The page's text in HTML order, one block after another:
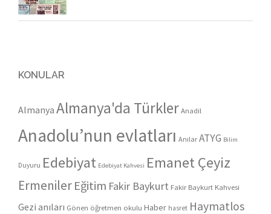
KONULAR
Almanya Almanya'da TürklerAnadil
Anadolu’nun evlatları Anılar ATYG Bilim
Duyuru Edebiyat Edebiyat Kahvesi Emanet Çeyiz
ErmenilerEğitim Fakir Baykurt Fakir Baykurt Kahvesi
Gezi anıları Gönen öğretmen okulu Haber hasret Haymatlos